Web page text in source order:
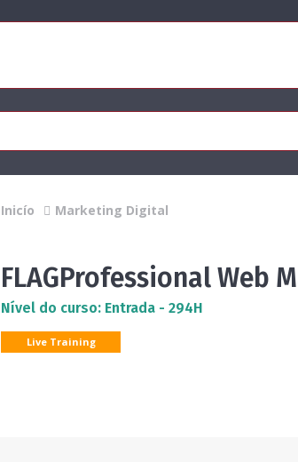
Inicío Marketing Digital
FLAGProfessional Web
Nível do curso: Entrada - 294H
Live Training